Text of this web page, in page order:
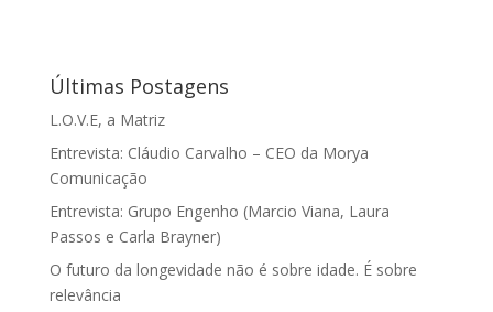
Últimas Postagens
L.O.V.E, a Matriz
Entrevista: Cláudio Carvalho – CEO da Morya
Comunicação
Entrevista: Grupo Engenho (Marcio Viana, Laura
Passos e Carla Brayner)
O futuro da longevidade não é sobre idade. É sobre
relevância